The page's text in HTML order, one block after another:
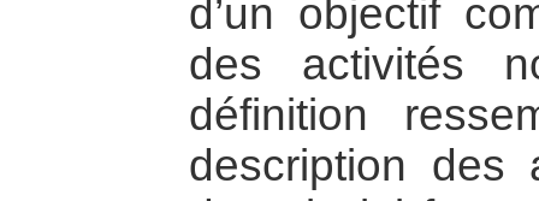
d’un objectif
des activités
définition
description des